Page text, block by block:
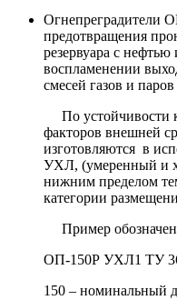
Огнепреградители
предотвращения
резервуара с
воспламенении
смесей газов и
По устойчивости
факторов внешней
изготовляются в
УХЛ, (умеренный и
нижним пределом
категории
Пример
ОП-150Р УХЛ1 ТУ
150 – номинальный